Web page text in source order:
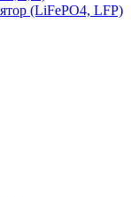
(LiFePO4, LFP)